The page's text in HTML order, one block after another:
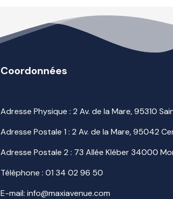
Coordonnées
Adresse Physique : 2 Av. de la Mare, 95310
Adresse Postale 1 : 2 Av. de la Mare, 95042
Adresse Postale 2 : 73 Allée Kléber 34000
Téléphone : 01 34 02 96 50
E-mail: info@maxiavenue.com